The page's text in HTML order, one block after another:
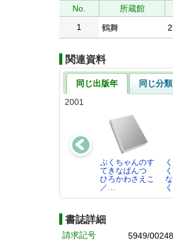
No. 所蔵館
1
鶴舞
関連資料
同じ出版年 同じ分類
2001
ぷくちゃんのす
てきなぱんつ
ひろかわさえこ
／…
書誌詳細
請求記号 5949/